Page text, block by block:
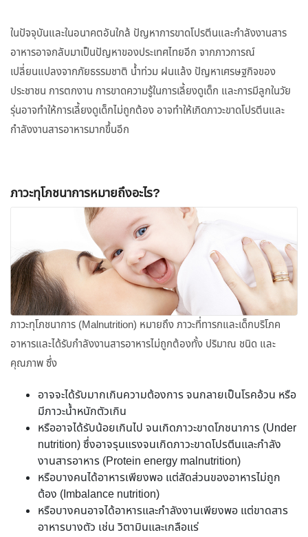
ในปัจจุบันและในอนาคตอันใกล้ ปัญหาการขาดโปรตีนและกำลังงานสาร
อาหารอาจกลับมาเป็นปัญหาของประเทศไทยอีก จากภาวการณ์
เปลี่ยนแปลงจากภัยธรรมชาติ น้ำท่วม ฝนแล้ง ปัญหาเศรษฐกิจของ
ประชาชน การตกงาน การขาดความรู้ในการเลี้ยงดูเด็ก และการมีลูกในวัย
รุ่นอาจทำให้การเลี้ยงดูเด็กไม่ถูกต้อง อาจทำให้เกิดภาวะขาดโปรตีนและ
กำลังงานสารอาหารมากขึ้นอีก
ภาวะทุโภชนาการหมายถึงอะไร?
ภาวะทุโภชนาการ (Malnutrition) หมายถึง ภาวะที่ทารกและเด็กบริโภค
อาหารและได้รับกำลังงานสารอาหารไม่ถูกต้องทั้ง ปริมาณ ชนิด และ
คุณภาพ ซึ่ง
อาจจะได้รับมากเกินความต้องการ จนกลายเป็นโรคอ้วน หรือ
มีภาวะน้ำหนักตัวเกิน
หรืออาจได้รับน้อยเกินไป จนเกิดภาวะขาดโภชนาการ (Under
nutrition) ซึ่งอาจรุนแรงจนเกิดภาวะขาดโปรตีนและกำลัง
งานสารอาหาร (Protein energy malnutrition)
หรือบางคนได้อาหารเพียงพอ แต่สัดส่วนของอาหารไม่ถูก
ต้อง (Imbalance nutrition)
หรือบางคนอาจได้อาหารและกำลังงานเพียงพอ แต่ขาดสาร
อาหารบางตัว เช่น วิตามินและเกลือแร่